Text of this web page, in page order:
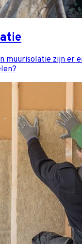
muurisolatie zijn er